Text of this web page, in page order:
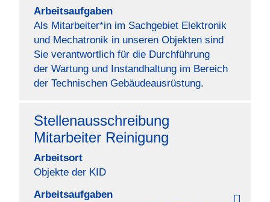
Arbeitsaufgaben
Als Mitarbeiter*in im Sachgebiet Elektronik
und Mechatronik in unseren Objekten sind
Sie verantwortlich für die Durchführung
der Wartung und Instandhaltung im Bereich
der Technischen Gebäudeausrüstung.
Stellenausschreibung
Mitarbeiter Reinigung
Arbeitsort
Objekte der KID
Arbeitsaufgaben